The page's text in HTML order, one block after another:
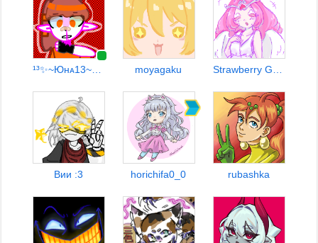
moyagaku
Вии :3 horichifa0_0 rubashka